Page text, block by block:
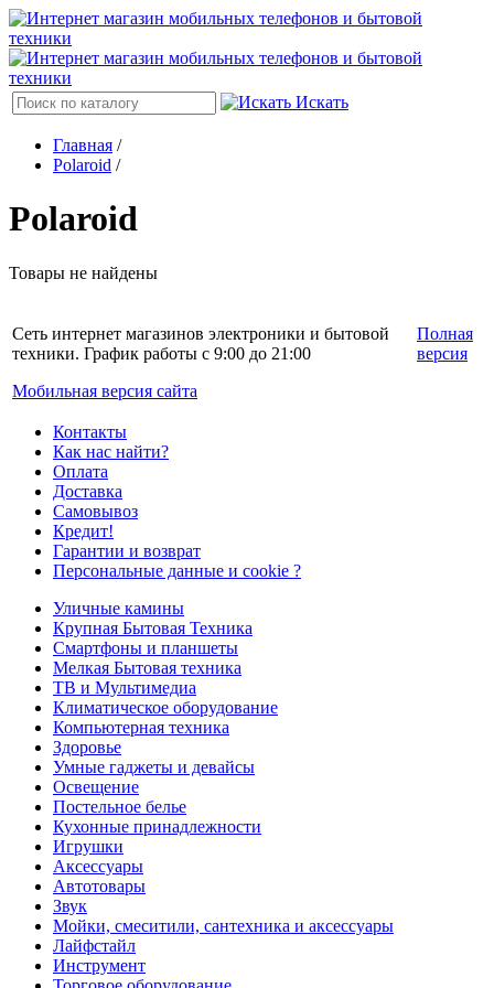
Искать
Главная /
Polaroid /
Polaroid
Товары не найдены
Сеть интернет магазинов электроники и бытовой
техники. График работы с 9:00 до 21:00
Мобильная версия сайта
Полная
версия
Контакты
Как нас найти?
Оплата
Доставка
Самовывоз
Кредит!
Гарантии и возврат
Персональные данные и cookie ?
Уличные камины
Крупная Бытовая Техника
Смартфоны и планшеты
Мелкая Бытовая техника
ТВ и Мультимедиа
Климатическое оборудование
Компьютерная техника
Здоровье
Умные гаджеты и девайсы
Освещение
Постельное белье
Кухонные принадлежности
Игрушки
Аксессуары
Автотовары
Звук
Мойки, смеситили, сантехника и аксессуары
Лайфстайл
Инструмент